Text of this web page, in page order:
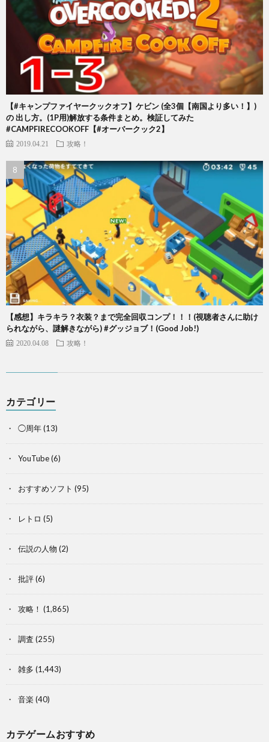
【#キャンプファイヤークックオフ】ケビン (全3個【南国より多い！】)
の 出し方。(1P用)解放する条件まとめ。検証してみた
#CAMPFIRECOOKOFF【#オーバークック2】
2019.04.21 攻略！
【感想】キラキラ？衣装？まで完全回収コンプ！！！(視聴者さんに助け
られながら、謎解きながら) #グッジョブ！(Good Job!)
2020.04.08 攻略！
カテゴリー
◯周年(13)
YouTube(6)
おすすめソフト (95)
レトロ (5)
伝説の人物 (2)
批評(6)
攻略！ (1,865)
調査 (255)
雑多 (1,443)
音楽 (40)
カテゲームおすすめ